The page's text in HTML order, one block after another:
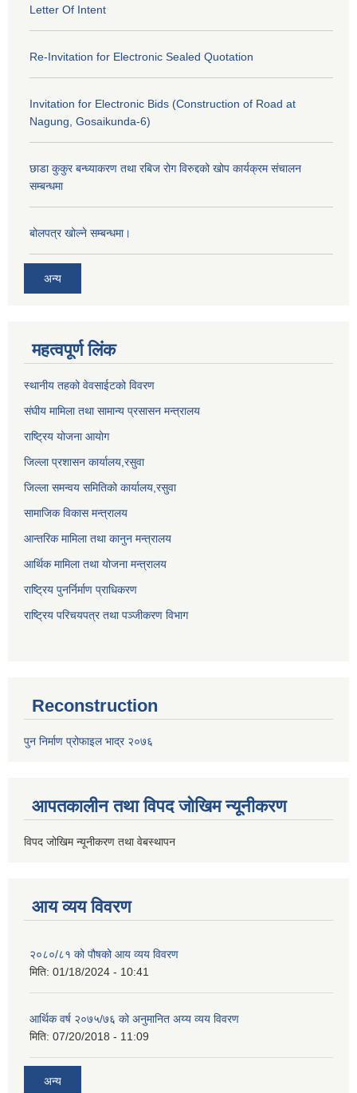
Letter Of Intent
Re-Invitation for Electronic Sealed Quotation
Invitation for Electronic Bids (Construction of Road at
Nagung, Gosaikunda-6)
छाडा कुकुर बन्ध्याकरण तथा रबिज रोग विरुद्दको खोप कार्यक्रम संचालन
सम्बन्धमा
बोलपत्र खोल्ने सम्बन्धमा।
अन्य
महत्वपूर्ण लिंक
स्थानीय तहको वेवसाईटको विवरण
संघीय मामिला तथा सामान्य प्रसासन मन्त्रालय
राष्ट्रिय योजना आयोग
जिल्ला प्रशासन कार्यालय, रसुवा
जिल्ला समन्वय समितिको कार्यालय, रसुवा
सामाजिक विकास मन्त्रालय
आन्तरिक मामिला तथा कानुन मन्त्रालय
आर्थिक मामिला तथा योजना मन्त्रालय
राष्ट्रिय पुनर्निर्माण प्राधिकरण
राष्ट्रिय परिचयपत्र तथा पञ्जीकरण विभाग
Reconstruction
पुन निर्माण प्रोफाइल भाद्र २०७६
आपतकालीन तथा विपद जोखिम न्यूनीकरण
विपद जोखिम न्यूनीकरण तथा वेबस्थापन
आय व्यय विवरण
२०८०/८१ को पौषको आय व्यय विवरण
मिति: 01/18/2024 - 10:41
आर्थिक वर्ष २०७५/७६ को अनुमानित अय्य व्यय विवरण
मिति: 07/20/2018 - 11:09
अन्य